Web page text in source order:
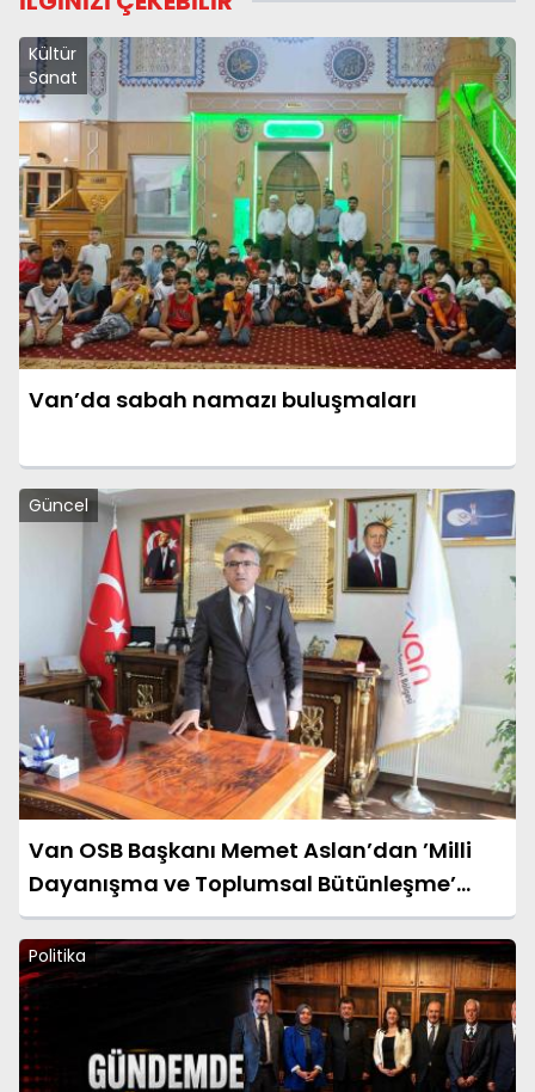
Kültür
Sanat
Van’da sabah namazı buluşmaları
Güncel
Van OSB Başkanı Memet Aslan’dan ’Milli
Dayanışma ve Toplumsal Bütünleşme’
kanun teklifine destek
Politika